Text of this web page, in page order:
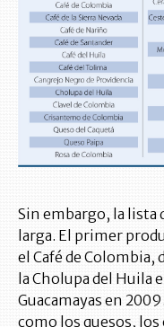
Sin embargo, la lista
larga. El primer
el Café de
la Cholupa del Huila
Guacamayas en
como los quesos,